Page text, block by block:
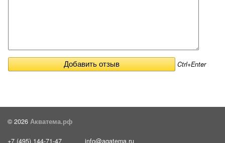
Ctrl+Enter
© 2026 Акватема.рф
+7 (495) 144-71-47 info@aqatema.ru